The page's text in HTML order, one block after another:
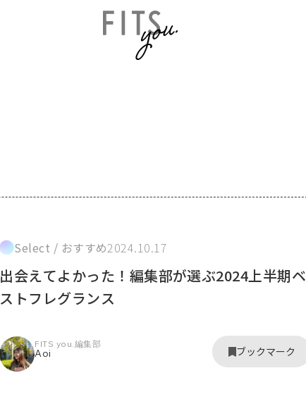
Select / おすすめ2024.10.17
出会えてよかった！編集部が選ぶ2024上半期ベ
ストフレグランス
FITS you.編集部
Aoi ブックマーク